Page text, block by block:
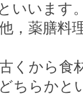
といいま
，薬膳料
くから食
ちらかと